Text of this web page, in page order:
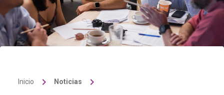
Inicio keyboard_arrow_right Noticias keyboard_arrow_right